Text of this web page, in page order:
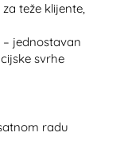
teže klijente,
jednostavan
svrhe
radu